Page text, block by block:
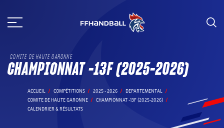
au
COMITE DE HAUTE GARONNE
CHAMPIONNAT -13F (2025-2026)
ACCUEIL COMPÉTITIONS 2025 - 2026
DEPARTEMENTAL
COMITE DE HAUTE GARONNE
CHAMPIONNAT -13F (2025-2026)
CALENDRIER & RÉSULTATS